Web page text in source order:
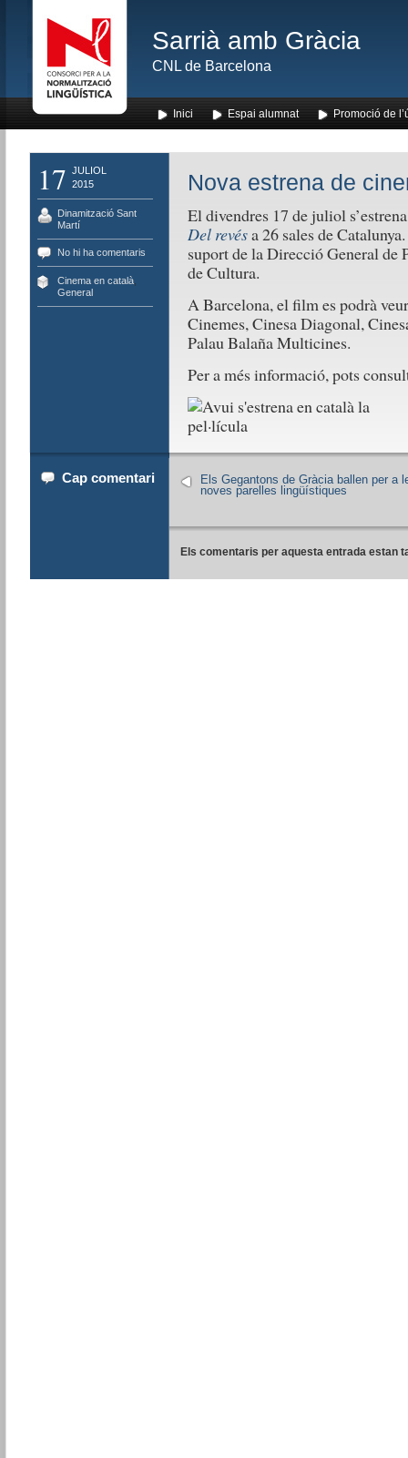
Sarrià amb Gràcia
CNL de Barcelona
Inici Espai alumnat Promoció de
17 JULIOL
2015
Dinamització Sant
Martí
No hi ha comentaris
Cinema en català,
General
Nova estrena de
El divendres 17 de juliol
Del revésa 26 sales de
suport de la Direcció General
de Cultura.
A Barcelona, el film es podrà
Cinemes, Cinesa Diagonal,
Palau Balaña Multicines.
Per a més informació, pots
Cap comentari
Els Gegantons de Gràcia ballen per a
noves parelles lingüístiques
Els comentaris per aquesta entrada estan